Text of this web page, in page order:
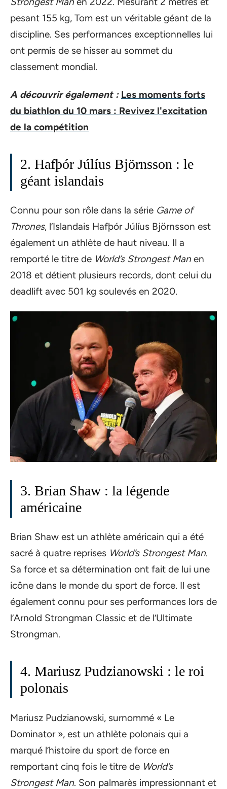
pesant 155 kg, Tom est un véritable géant de la
discipline. Ses performances exceptionnelles lui
ont permis de se hisser au sommet du
classement mondial.
A découvrir également : Les moments forts
du biathlon du 10 mars : Revivez l'excitation
de la compétition
2. Hafþór Júlíus Björnsson : le
géant islandais
Connu pour son rôle dans la série Game of
Thrones, l’Islandais Hafþór Júlíus Björnsson est
également un athlète de haut niveau. Il a
remporté le titre de World’s Strongest Man en
2018 et détient plusieurs records, dont celui du
deadlift avec 501 kg soulevés en 2020.
3. Brian Shaw : la légende
américaine
Brian Shaw est un athlète américain qui a été
sacré à quatre reprises World’s Strongest Man.
Sa force et sa détermination ont fait de lui une
icône dans le monde du sport de force. Il est
également connu pour ses performances lors de
l’Arnold Strongman Classic et de l’Ultimate
Strongman.
4. Mariusz Pudzianowski : le roi
polonais
Mariusz Pudzianowski, surnommé « Le
Dominator », est un athlète polonais qui a
marqué l’histoire du sport de force en
remportant cinq fois le titre de World’s
Strongest Man. Son palmarès impressionnant et